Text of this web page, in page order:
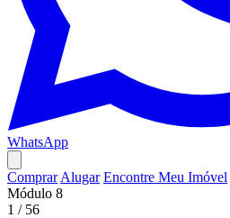
WhatsApp
Comprar Alugar Encontre Meu Imóvel
Módulo 8
1 / 56